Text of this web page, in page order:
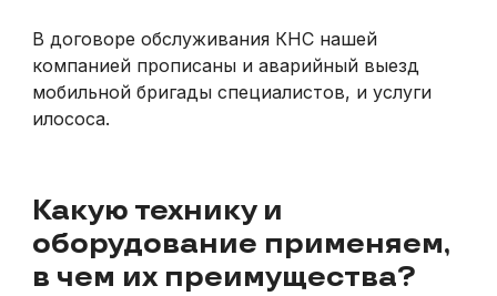
В договоре обслуживания КНС нашей
компанией прописаны и аварийный выезд
мобильной бригады специалистов, и услуги
илососа.
Какую технику и
оборудование применяем,
в чем их преимущества?